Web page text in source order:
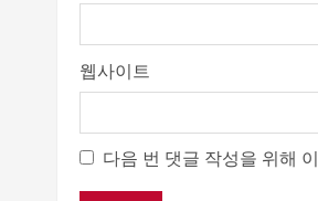
웹사이트
다음 번 댓글 작성을 위해